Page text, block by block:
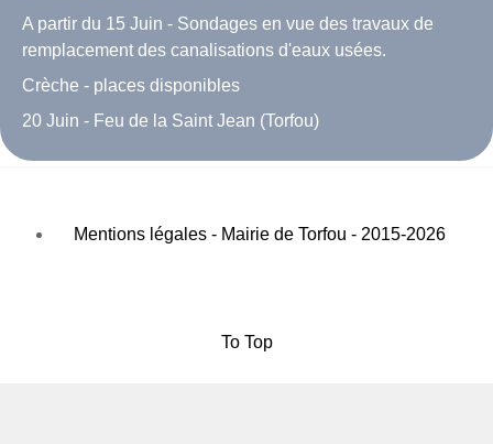
A partir du 15 Juin - Sondages en vue des travaux de
remplacement des canalisations d'eaux usées.
Crèche - places disponibles
20 Juin - Feu de la Saint Jean (Torfou)
Mentions légales - Mairie de Torfou - 2015-2026
To Top